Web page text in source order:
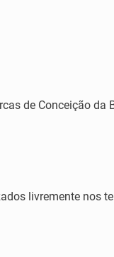
de Conceição da
livremente nos